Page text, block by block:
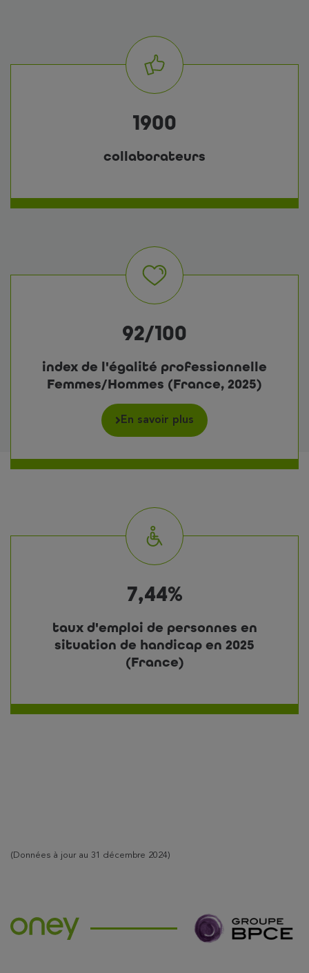
1900
collaborateurs
92/100
index de l'égalité professionnelle
Femmes/Hommes (France, 2025)
En savoir plus
7,44%
taux d'emploi de personnes en
situation de handicap en 2025
(France)
(Données à jour au 31 décembre 2024)